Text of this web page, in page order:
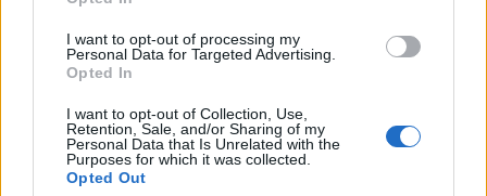
I want to opt-out of processing my
Personal Data for Targeted Advertising.
Opted In
I want to opt-out of Collection, Use,
Retention, Sale, and/or Sharing of my
Personal Data that Is Unrelated with the
Purposes for which it was collected.
Opted Out